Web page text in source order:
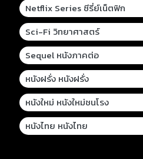
Netflix Series ซีรี่ย์เน็ตฟิก
Sci-Fi วิทยาศาสตร์
Sequel หนังภาคต่อ
หนังฝรั่ง หนังฝรั่ง
หนังใหม่ หนังใหม่ชนโรง
หนังไทย หนังไทย